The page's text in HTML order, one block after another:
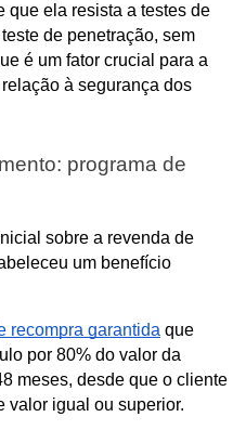
que ela resista a testes de
de penetração, sem
é um fator crucial para a
à segurança dos
programa de
sobre a revenda de
um benefício
recompra garantida que
por 80% do valor da
meses, desde que o cliente
valor igual ou superior.